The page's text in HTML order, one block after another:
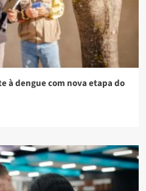
à dengue com nova etapa do